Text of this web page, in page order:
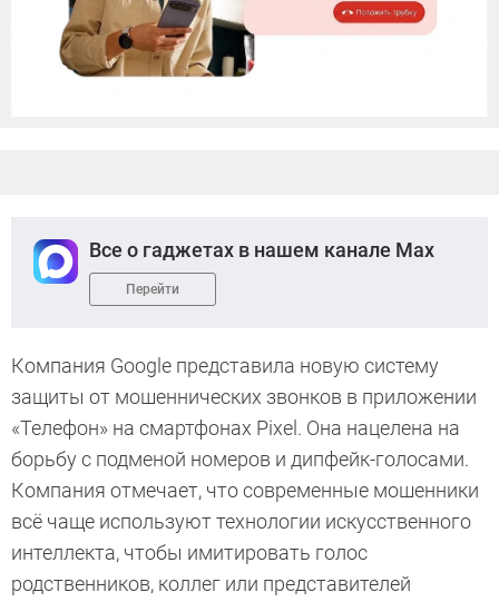
Все о гаджетах в нашем канале Max
Перейти
Компания Google представила новую систему
защиты от мошеннических звонков в приложении
«Телефон» на смартфонах Pixel. Она нацелена на
борьбу с подменой номеров и дипфейк-голосами.
Компания отмечает, что современные мошенники
всё чаще используют технологии искусственного
интеллекта, чтобы имитировать голос
родственников, коллег или представителей